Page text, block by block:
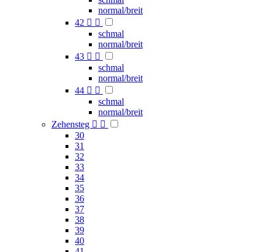
normal/breit
42  
schmal
normal/breit
43  
schmal
normal/breit
44  
schmal
normal/breit
Zehensteg  
30
31
32
33
34
35
36
37
38
39
40